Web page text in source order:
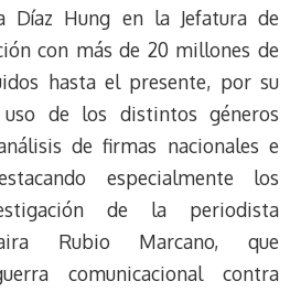
Díaz Hung en la Jefatura de
con más de 20 millones de
hasta el presente, por su
de los distintos géneros
de firmas nacionales e
especialmente los
de la periodista
Rubio Marcano, que
comunicacional contra